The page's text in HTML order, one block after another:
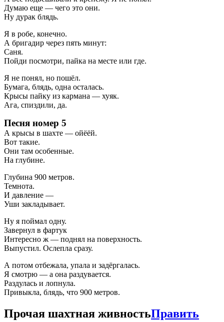
Думаю еще — чего это они.
Ну дурак блядь.
Я в робе, конечно.
А бригадир через пять минут:
Саня.
Пойди посмотри, пайка на месте или где.
Я не понял, но пошёл.
Бумага, блядь, одна осталась.
Крысы пайку из кармана — хуяк.
Ага, спиздили, да.
Песня номер 5
А крысы в шахте — ойёёй.
Вот такие.
Они там особенные.
На глубине.
Глубина 900 метров.
Темнота.
И давление —
Уши закладывает.
Ну я поймал одну.
Завернул в фартук
Интересно ж — поднял на поверхность.
Выпустил. Ослепла сразу.
А потом отбежала, упала и задёргалась.
Я смотрю — а она раздувается.
Раздулась и лопнула.
Привыкла, блядь, что 900 метров.
Прочая шахтная живностьПравить